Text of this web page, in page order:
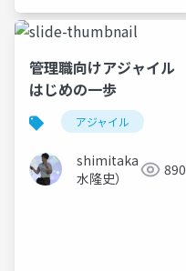
管理職向けアジャイル
はじめの一歩
アジャイル
shimitaka（清
水隆史）
890